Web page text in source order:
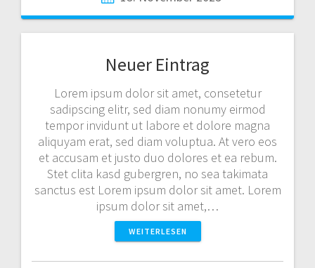
Neuer Eintrag
Lorem ipsum dolor sit amet, consetetur
sadipscing elitr, sed diam nonumy eirmod
tempor invidunt ut labore et dolore magna
aliquyam erat, sed diam voluptua. At vero eos
et accusam et justo duo dolores et ea rebum.
Stet clita kasd gubergren, no sea takimata
sanctus est Lorem ipsum dolor sit amet. Lorem
ipsum dolor sit amet,…
WEITERLESEN